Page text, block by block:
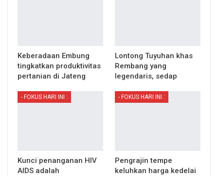
Keberadaan Embung
tingkatkan produktivitas
pertanian di Jateng
Lontong Tuyuhan khas
Rembang yang
legendaris, sedap
- FOKUS HARI INI :
Kunci penanganan HIV
AIDS adalah
- FOKUS HARI INI :
Pengrajin tempe
keluhkan harga kedelai